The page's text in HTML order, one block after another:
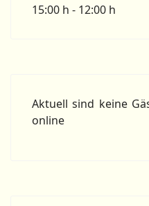
15:00 h - 12:00 h
Aktuell sind keine
online